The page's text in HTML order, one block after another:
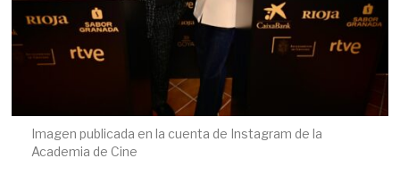
Imagen publicada en la cuenta de Instagram de la
Academia de Cine